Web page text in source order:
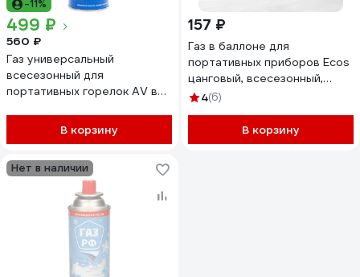
-11%
499 ₽
560 ₽
Газ универсальный
всесезонный для
портативных горелок AV в
В корзину
157 ₽
Газ в баллоне для
портативных приборов Ecos
цанговый, всесезонный,
400мл 105732
4(6)
В корзину
Нет в наличии